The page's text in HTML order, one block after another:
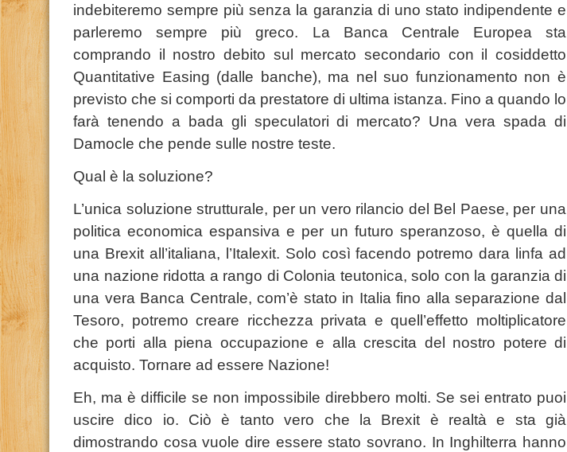
indebiteremo sempre più senza la garanzia di uno stato indipendente e
parleremo sempre più greco. La Banca Centrale Europea sta
comprando il nostro debito sul mercato secondario con il cosiddetto
Quantitative Easing (dalle banche), ma nel suo funzionamento non è
previsto che si comporti da prestatore di ultima istanza. Fino a quando lo
farà tenendo a bada gli speculatori di mercato? Una vera spada di
Damocle che pende sulle nostre teste.
Qual è la soluzione?
L’unica soluzione strutturale, per un vero rilancio del Bel Paese, per una
politica economica espansiva e per un futuro speranzoso, è quella di
una Brexit all’italiana, l’Italexit. Solo così facendo potremo dara linfa ad
una nazione ridotta a rango di Colonia teutonica, solo con la garanzia di
una vera Banca Centrale, com’è stato in Italia fino alla separazione dal
Tesoro, potremo creare ricchezza privata e quell’effetto moltiplicatore
che porti alla piena occupazione e alla crescita del nostro potere di
acquisto. Tornare ad essere Nazione!
Eh, ma è difficile se non impossibile direbbero molti. Se sei entrato puoi
uscire dico io. Ciò è tanto vero che la Brexit è realtà e sta già
dimostrando cosa vuole dire essere stato sovrano. In Inghilterra hanno